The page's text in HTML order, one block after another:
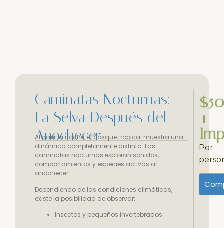
Caminatas Nocturnas:
La Selva Después del
Anochecer
Al caer la noche, el bosque tropical muestra una
dinámica completamente distinta. Las
caminatas nocturnas exploran sonidos,
comportamientos y especies activas al
anochecer.
Dependiendo de las condiciones climáticas,
existe la posibilidad de observar:
Insectos y pequeños invertebrados
$50
+
Por